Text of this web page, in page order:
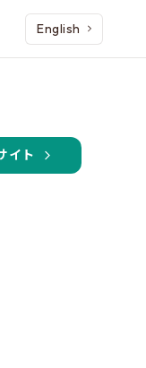
English
イト